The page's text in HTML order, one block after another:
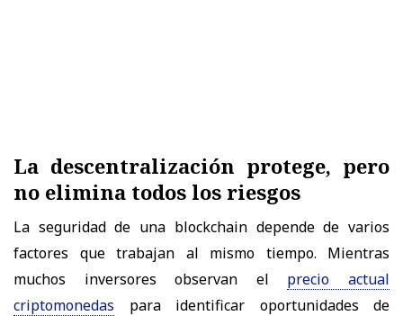
La descentralización protege, pero
no elimina todos los riesgos
La seguridad de una blockchain depende de varios
factores que trabajan al mismo tiempo. Mientras
muchos inversores observan el precio actual
criptomonedas para identificar oportunidades de